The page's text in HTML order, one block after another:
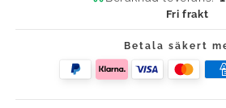
Fri frakt
Betala säkert